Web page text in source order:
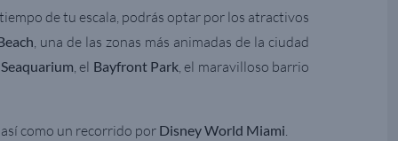
de tu escala, podrás optar por los atractivos
, una de las zonas más animadas de la ciudad
, el Bayfront Park, el maravilloso barrio
así como un recorrido por Disney World Miami.